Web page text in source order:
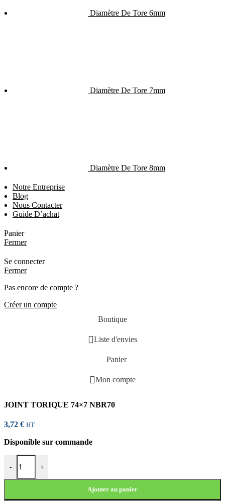
Diamètre De Tore 6mm
Diamètre De Tore 7mm
Diamètre De Tore 8mm
Notre Entreprise
Blog
Nous Contacter
Guide D’achat
Panier
Fermer
Se connecter
Fermer
Pas encore de compte ?
Créer un compte
Boutique
Liste d'envies
Panier
Mon compte
JOINT TORIQUE 74×7 NBR70
3,72 € HT
Disponible sur commande
-
quantité de JOINT TORIQUE 74x7 NBR70
+
Ajouter au panier